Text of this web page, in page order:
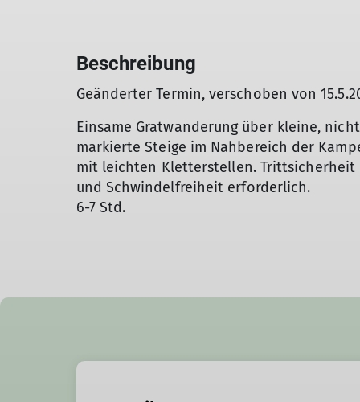
Beschreibung
Geänderter Termin, verschoben von
Einsame Gratwanderung über kleine, nicht
markierte Steige im Nahbereich der
mit leichten Kletterstellen. Trittsicherheit
und Schwindelfreiheit erforderlich.
6-7 Std.